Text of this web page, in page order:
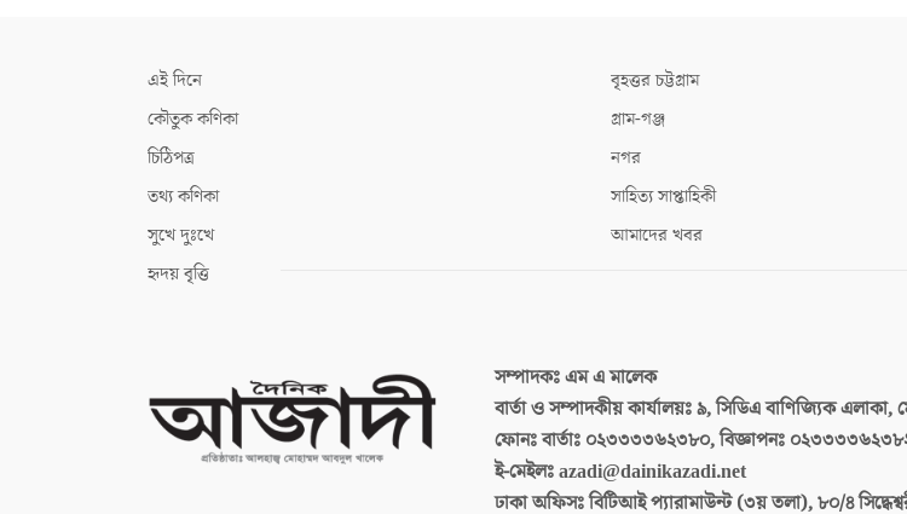
এই দিনে
কৌতুক কণিকা
চিঠিপত্র
তথ্য কণিকা
সুখে দুঃখে
হৃদয় বৃত্তি
বৃহত্তর চট্টগ্রাম
গ্রাম-গঞ্জ
নগর
সাহিত্য সাপ্তাহিকী
আমাদের খবর
সম্পাদকঃএম এ মালেক
বার্তা ও সম্পাদকীয় কার্যালয়ঃ৯, সিডিএ বাণিজ্যিক এলাকা,
ফোনঃ বার্তাঃ ০২৩৩৩৩৬২৩৮০, বিজ্ঞাপনঃ
ই-মেইলঃazadi@dainikazadi.net
ঢাকা অফিসঃবিটিআই প্যারামাউন্ট (৩য় তলা), ৮০/৪